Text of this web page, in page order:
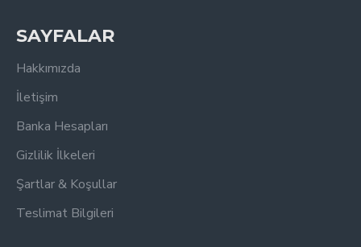
SAYFALAR
Hakkımızda
İletişim
Banka Hesapları
Gizlilik İlkeleri
Şartlar & Koşullar
Teslimat Bilgileri